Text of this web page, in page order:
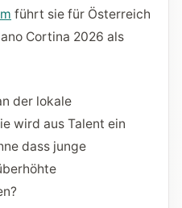
führt sie für Österreich
Cortina 2026 als
der lokale
wird aus Talent ein
dass junge